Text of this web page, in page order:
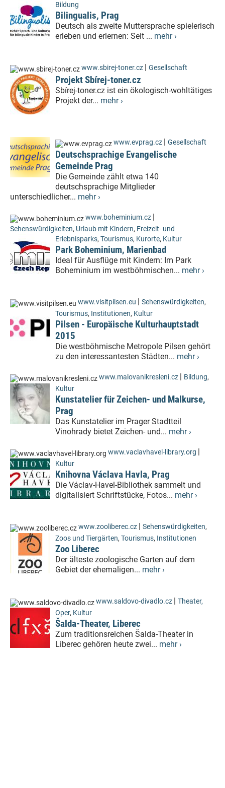
Bildung
Bilingualis, Prag
Deutsch als zweite Muttersprache spielerisch
erleben und erlernen: Seit ... mehr ›
www.sbirej-toner.cz | Gesellschaft
Projekt Sbírej-toner.cz
Sbírej-toner.cz ist ein ökologisch-wohltätiges
Projekt der... mehr ›
www.evprag.cz | Gesellschaft
Deutschsprachige Evangelische
Gemeinde Prag
Die Gemeinde zählt etwa 140
deutschsprachige Mitglieder
unterschiedlicher... mehr ›
www.boheminium.cz |
Sehenswürdigkeiten, Urlaub mit Kindern, Freizeit- und
Erlebnisparks, Tourismus, Kurorte, Kultur
Park Boheminium, Marienbad
Ideal für Ausflüge mit Kindern: Im Park
Boheminium im westböhmischen... mehr ›
www.visitpilsen.eu | Sehenswürdigkeiten,
Tourismus, Institutionen, Kultur
Pilsen - Europäische Kulturhauptstadt
2015
Die westböhmische Metropole Pilsen gehört
zu den interessantesten Städten... mehr ›
www.malovanikresleni.cz | Bildung,
Kultur
Kunstatelier für Zeichen- und Malkurse,
Prag
Das Kunstatelier im Prager Stadtteil
Vinohrady bietet Zeichen- und... mehr ›
www.vaclavhavel-library.org |
Kultur
Knihovna Václava Havla, Prag
Die Václav-Havel-Bibliothek sammelt und
digitalisiert Schriftstücke, Fotos... mehr ›
www.zooliberec.cz | Sehenswürdigkeiten,
Zoos und Tiergärten, Tourismus, Institutionen
Zoo Liberec
Der älteste zoologische Garten auf dem
Gebiet der ehemaligen... mehr ›
www.saldovo-divadlo.cz | Theater,
Oper, Kultur
Šalda-Theater, Liberec
Zum traditionsreichen Šalda-Theater in
Liberec gehören heute zwei... mehr ›